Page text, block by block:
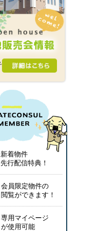
新着物件
先行配信特典！
会員限定物件の
閲覧ができます！
専用マイページ
が使用可能